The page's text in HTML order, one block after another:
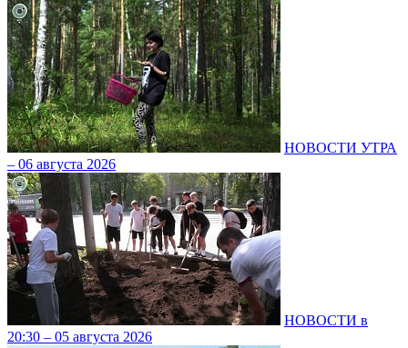
НОВОСТИ УТРА
– 06 августа 2026
НОВОСТИ в
20:30 – 05 августа 2026